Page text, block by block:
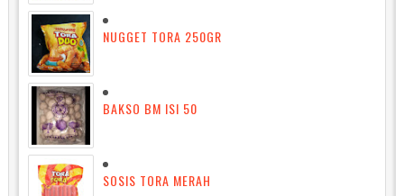
NUGGET TORA 250GR
BAKSO BM ISI 50
SOSIS TORA MERAH